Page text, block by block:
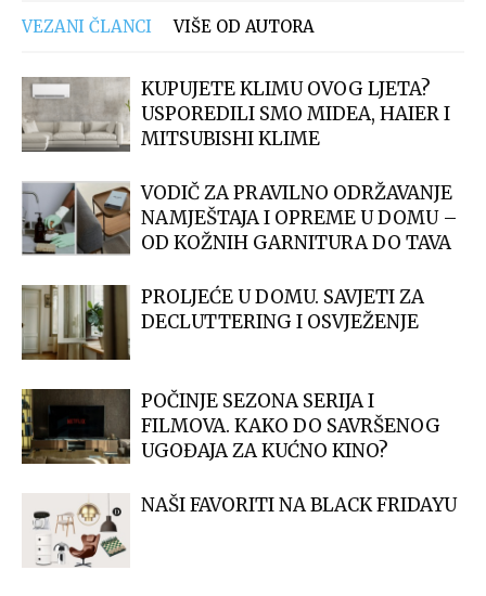
VEZANI ČLANCI VIŠE OD AUTORA
KUPUJETE KLIMU OVOG LJETA?
USPOREDILI SMO MIDEA, HAIER I
MITSUBISHI KLIME
VODIČ ZA PRAVILNO ODRŽAVANJE
NAMJEŠTAJA I OPREME U DOMU –
OD KOŽNIH GARNITURA DO TAVA
PROLJEĆE U DOMU. SAVJETI ZA
DECLUTTERING I OSVJEŽENJE
POČINJE SEZONA SERIJA I
FILMOVA. KAKO DO SAVRŠENOG
UGOĐAJA ZA KUĆNO KINO?
NAŠI FAVORITI NA BLACK FRIDAYU